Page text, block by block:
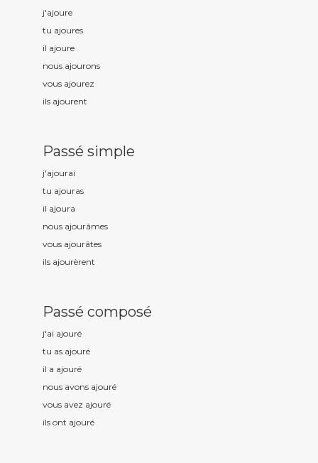
j'ajoure
tu ajoures
il ajoure
nous ajourons
vous ajourez
ils ajourent
Passé simple
j'ajourai
tu ajouras
il ajoura
nous ajourâmes
vous ajourâtes
ils ajourèrent
Passé composé
j'ai ajouré
tu as ajouré
il a ajouré
nous avons ajouré
vous avez ajouré
ils ont ajouré